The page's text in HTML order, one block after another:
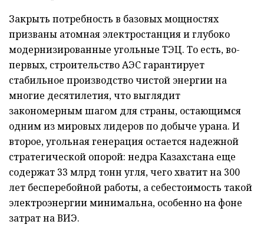
Закрыть потребность в базовых мощностях
призваны атомная электростанция и глубоко
модернизированные угольные ТЭЦ. То есть, во-
первых, строительство АЭС гарантирует
стабильное производство чистой энергии на
многие десятилетия, что выглядит
закономерным шагом для страны, остающимся
одним из мировых лидеров по добыче урана. И
второе, угольная генерация остается надежной
стратегической опорой: недра Казахстана еще
содержат 33 млрд тонн угля, чего хватит на 300
лет бесперебойной работы, а себестоимость такой
электроэнергии минимальна, особенно на фоне
затрат на ВИЭ.